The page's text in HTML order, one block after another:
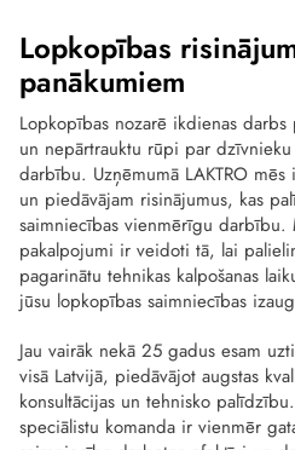
Lopkopības
panākumiem
Lopkopības nozarē ikdienas
un nepārtrauktu rūpi par
darbību. Uzņēmumā LAKTRO
un piedāvājam risinājumus, kas
saimniecības vienmērīgu darbību.
pakalpojumi ir veidoti tā, lai
pagarinātu tehnikas kalpošanas
jūsu lopkopības saimniecības
Jau vairāk nekā 25 gadus esam
visā Latvijā, piedāvājot augstas
konsultācijas un tehnisko
speciālistu komanda ir vienmēr